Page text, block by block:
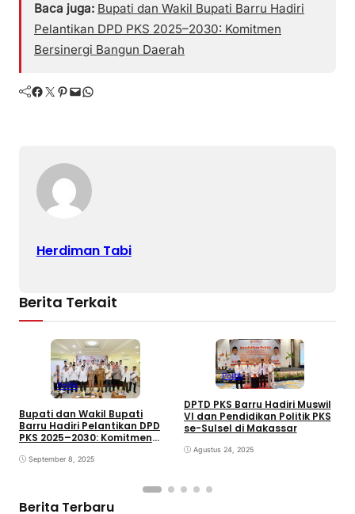
Baca juga: Bupati dan Wakil Bupati Barru Hadiri
Pelantikan DPD PKS 2025–2030: Komitmen
Bersinergi Bangun Daerah
Facebook Twitter Pinterest Mail WhatsApp
Herdiman Tabi
Berita Terkait
Politik
Bupati dan Wakil Bupati
Barru Hadiri Pelantikan DPD
PKS 2025–2030: Komitmen
September 8, 2025
Politik
DPTD PKS Barru Hadiri Muswil
VI dan Pendidikan Politik PKS
se-Sulsel di Makassar
Agustus 24, 2025
Berita Terbaru